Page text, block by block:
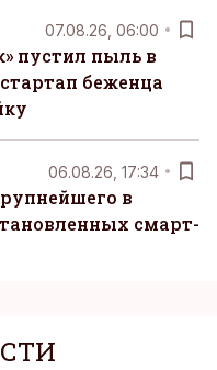
07.08.26, 06:00
пустил пыль в
беженца
06.08.26, 17:34
в
смарт-